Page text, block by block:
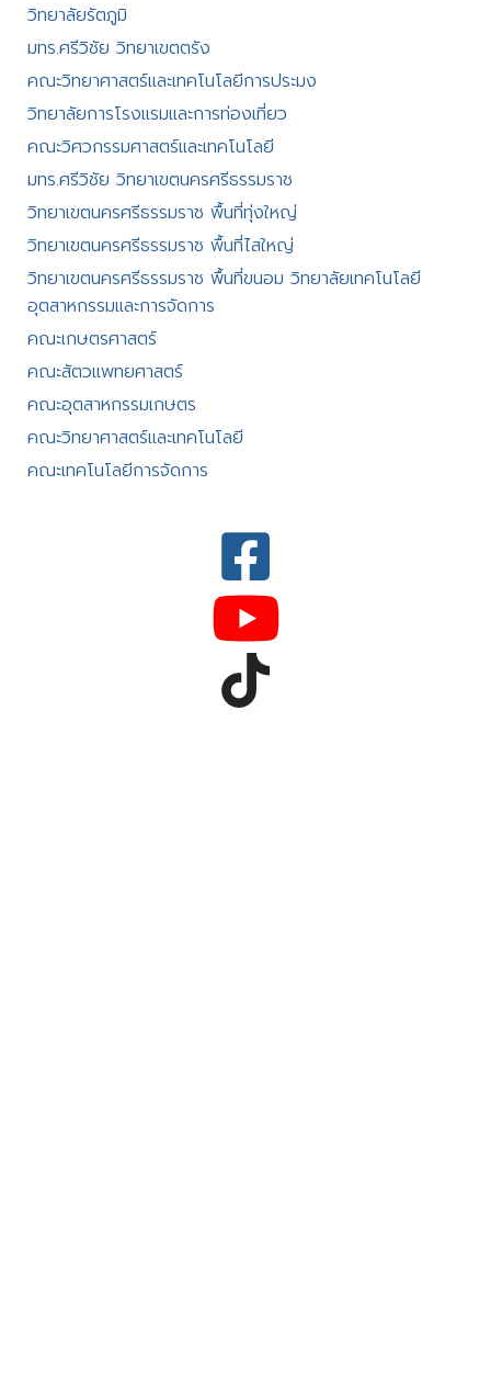
วิทยาลัยรัตภูมิ​
มทร.ศรีวิชัย วิทยาเขตตรัง
คณะวิทยาศาสตร์และเทคโนโลยีการประมง
วิทยาลัยการโรงแรมและการท่องเที่ยว
คณะวิศวกรรมศาสตร์และเทคโนโลยี
มทร.ศรีวิชัย วิทยาเขตนครศรีธรรมราช
วิทยาเขตนครศรีธรรมราช พื้นที่ทุ่งใหญ่
วิทยาเขตนครศรีธรรมราช พื้นที่ไสใหญ่
วิทยาเขตนครศรีธรรมราช พื้นที่ขนอม วิทยาลัยเทคโนโลยี
อุตสาหกรรมและการจัดการ
คณะเกษตรศาสตร์
คณะสัตวแพทยศาสตร์
คณะอุตสาหกรรมเกษตร
คณะวิทยาศาสตร์และเทคโนโลยี
คณะเทคโนโลยีการจัดการ